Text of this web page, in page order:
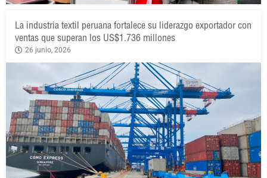
La industria textil peruana fortalece su liderazgo exportador con
ventas que superan los US$1.736 millones
26 junio, 2026